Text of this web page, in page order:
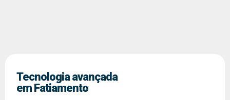
Tecnologia avançada
em Fatiamento